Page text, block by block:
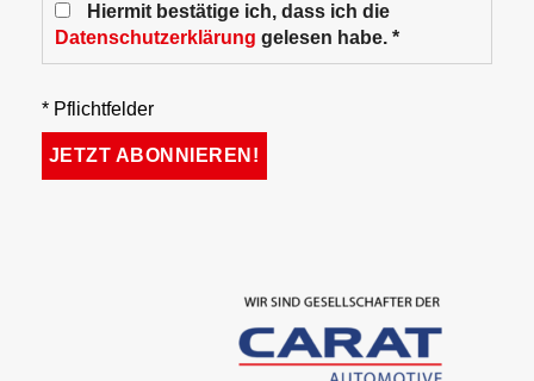
Hiermit bestätige ich, dass ich die
Datenschutzerklärung gelesen habe. *
* Pflichtfelder